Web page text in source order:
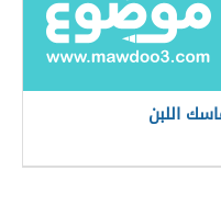
اللبن